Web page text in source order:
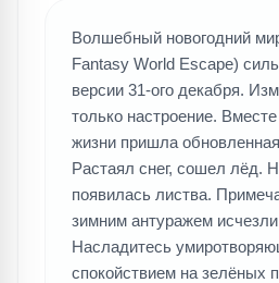
Волшебный новогодний
Fantasy World Escape)
версии 31-ого декабря.
только настроение.
жизни пришла
Растаял снег, сошел лёд.
появилась листва.
зимним антуражем
Насладитесь
спокойствием на зелёных